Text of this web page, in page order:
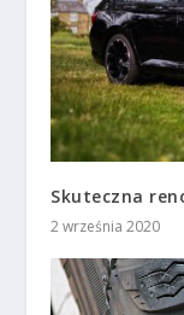
Skuteczna
2 września 2020